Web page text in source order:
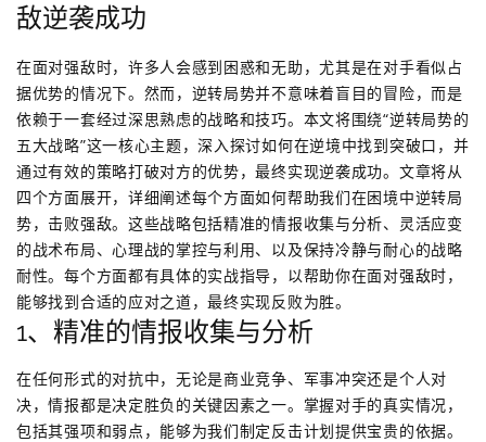
敌逆袭成功
在面对强敌时，许多人会感到困惑和无助，尤其是在对手看似占
据优势的情况下。然而，逆转局势并不意味着盲目的冒险，而是
依赖于一套经过深思熟虑的战略和技巧。本文将围绕“逆转局势的
五大战略”这一核心主题，深入探讨如何在逆境中找到突破口，并
通过有效的策略打破对方的优势，最终实现逆袭成功。文章将从
四个方面展开，详细阐述每个方面如何帮助我们在困境中逆转局
势，击败强敌。这些战略包括精准的情报收集与分析、灵活应变
的战术布局、心理战的掌控与利用、以及保持冷静与耐心的战略
耐性。每个方面都有具体的实战指导，以帮助你在面对强敌时，
能够找到合适的应对之道，最终实现反败为胜。
1、精准的情报收集与分析
在任何形式的对抗中，无论是商业竞争、军事冲突还是个人对
决，情报都是决定胜负的关键因素之一。掌握对手的真实情况，
包括其强项和弱点，能够为我们制定反击计划提供宝贵的依据。